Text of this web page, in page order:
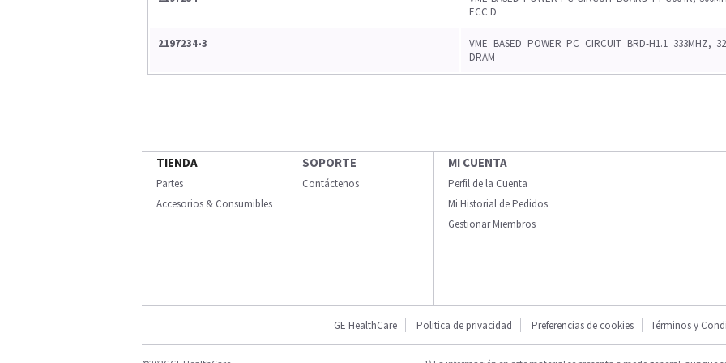
ECC D
2197234-3
VME BASED POWER PC CIRCUIT BRD-H1.1 333MHZ,
DRAM
TIENDA
Partes
Accesorios & Consumibles
SOPORTE
Contáctenos
MI CUENTA
Perfil de la Cuenta
Mi Historial de Pedidos
Gestionar Miembros
GE HealthCare Politica de privacidad Preferencias de cookies Términos y